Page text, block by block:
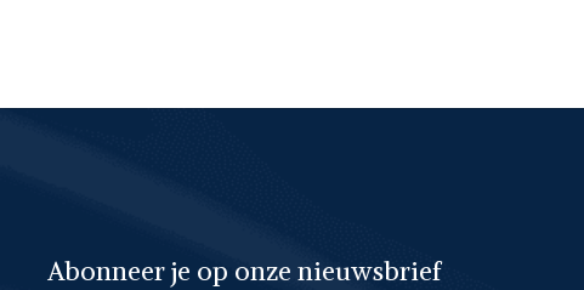
Abonneer je op onze nieuwsbrief